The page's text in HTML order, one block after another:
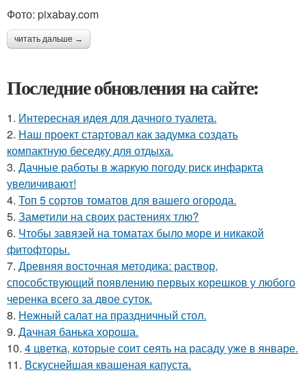
Фото: pixabay.com
читать дальше →
Последние обновления на сайте:
1. Интересная идея для дачного туалета.
2. Наш проект стартовал как задумка создать
компактную беседку для отдыха.
3. Дачные работы в жаркую погоду риск инфаркта
увеличивают!
4. Топ 5 сортов томатов для вашего огорода.
5. Заметили на своих растениях тлю?
6. Чтобы завязей на томатах было море и никакой
фитофторы.
7. Древняя восточная методика: раствор,
способствующий появлению первых корешков у любого
черенка всего за двое суток.
8. Нежный салат на праздничный стол.
9. Дачная банька хороша.
10. 4 цветка, которые соит сеять на расаду уже в январе.
11. Вскуснейшая квашеная капуста.